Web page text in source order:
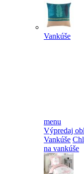
Vankúše
menu
Výpredaj
Vankúše
na vankúše